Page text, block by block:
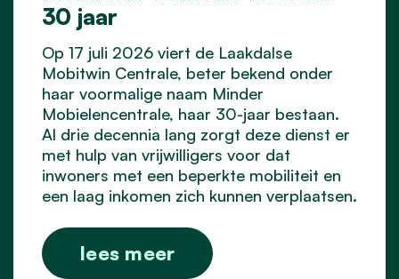
30 jaar
Op 17 juli 2026 viert de Laakdalse
Mobitwin Centrale, beter bekend onder
haar voormalige naam Minder
Mobielencentrale, haar 30-jaar bestaan.
Al drie decennia lang zorgt deze dienst er
met hulp van vrijwilligers voor dat
inwoners met een beperkte mobiliteit en
een laag inkomen zich kunnen verplaatsen.
lees meer